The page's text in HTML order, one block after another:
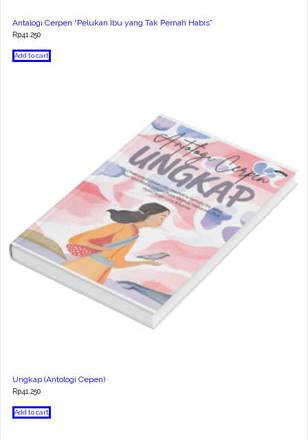
Antalogi Cerpen “Pelukan Ibu yang Tak Pernah Habis”
Rp41.250
Add to cart
Ungkap (Antologi Cepen)
Rp41.250
Add to cart